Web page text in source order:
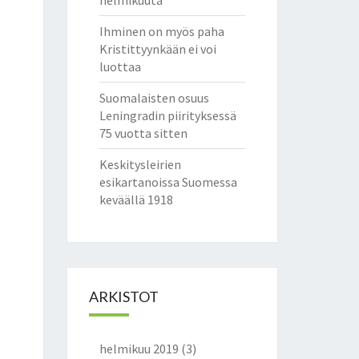
Ihminen on myös paha
Kristittyynkään ei voi
luottaa
Suomalaisten osuus
Leningradin piirityksessä
75 vuotta sitten
Keskitysleirien
esikartanoissa Suomessa
keväällä 1918
ARKISTOT
helmikuu 2019 (3)